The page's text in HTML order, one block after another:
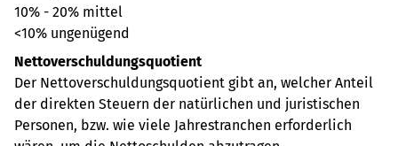
10% - 20% mittel
<10% ungenügend
Nettoverschuldungsquotient
Der Nettoverschuldungsquotient gibt an, welcher Anteil
der direkten Steuern der natürlichen und juristischen
Personen, bzw. wie viele Jahrestranchen erforderlich